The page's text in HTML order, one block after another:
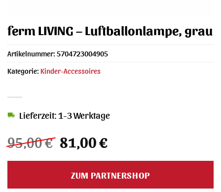
ferm LIVING – Luftballonlampe, grau
95,00€ Ursprünglicher
Preis
war:
95,00 €
81,00€Aktueller
ist:
81,00 €.
Lieferzeit: 1-3 Werktage
ZUM PARTNERSHOP
Artikelnummer: 5704723004905
Kategorie: Kinder-Accessoires